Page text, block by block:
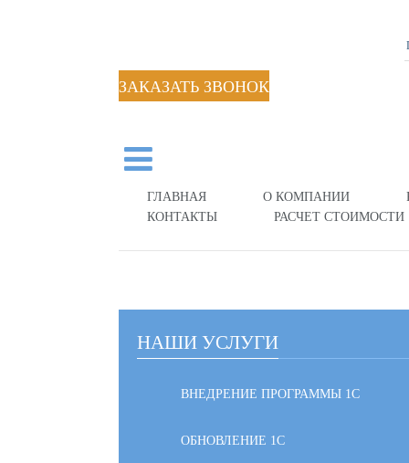
ЗАКАЗАТЬ ЗВОНОК
ГЛАВНАЯ О КОМПАНИИ
КОНТАКТЫ
РАСЧЕТ СТОИМОСТИ
НАШИ УСЛУГИ
ВНЕДРЕНИЕ ПРОГРАММЫ 1С
ОБНОВЛЕНИЕ 1С